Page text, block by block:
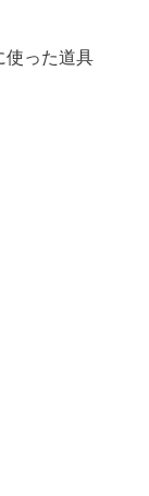
使った道具